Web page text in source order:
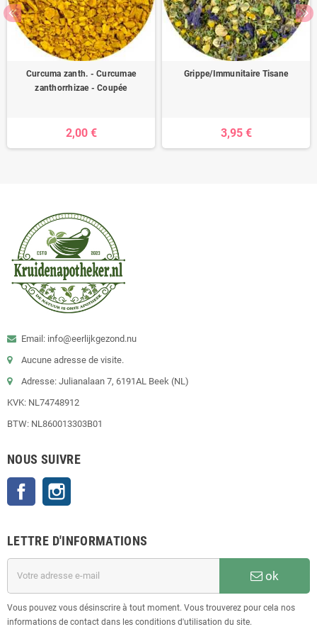
Curcuma zanth. - Curcumae
zanthorrhizae - Coupée
2,00 €
Grippe/Immunitaire Tisane
3,95 €
Email: info@eerlijkgezond.nu
Aucune adresse de visite.
Adresse: Julianalaan 7, 6191AL Beek (NL)
KVK: NL74748912
BTW: NL860013303B01
NOUS SUIVRE
Facebook
LETTRE D'INFORMATIONS
ok
Vous pouvez vous désinscrire à tout moment. Vous trouverez pour cela nos
informations de contact dans les conditions d'utilisation du site.